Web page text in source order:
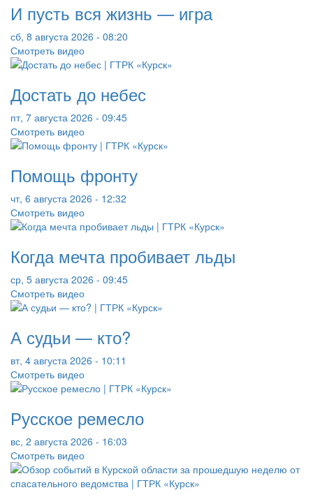
И пусть вся жизнь — игра
сб, 8 августа 2026 - 08:20
Смотреть видео
Достать до небес
пт, 7 августа 2026 - 09:45
Смотреть видео
Помощь фронту
чт, 6 августа 2026 - 12:32
Смотреть видео
Когда мечта пробивает льды
ср, 5 августа 2026 - 09:45
Смотреть видео
А судьи — кто?
вт, 4 августа 2026 - 10:11
Смотреть видео
Русское ремесло
вс, 2 августа 2026 - 16:03
Смотреть видео